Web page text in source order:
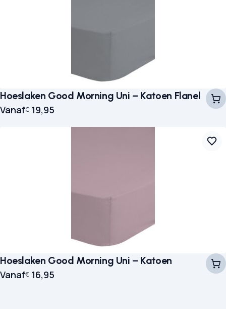
Hoeslaken Good Morning Uni – Katoen Flanel
Vanaf€ 19,95
Hoeslaken Good Morning Uni – Katoen
Vanaf€ 16,95